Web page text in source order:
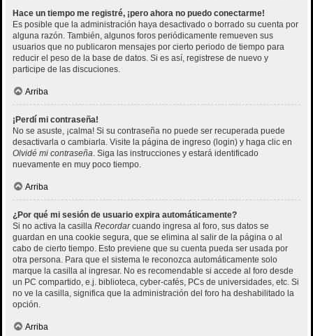
Hace un tiempo me registré, ¡pero ahora no puedo conectarme!
Es posible que la administración haya desactivado o borrado su cuenta por
alguna razón. También, algunos foros periódicamente remueven sus
usuarios que no publicaron mensajes por cierto periodo de tiempo para
reducir el peso de la base de datos. Si es así, registrese de nuevo y
participe de las discuciones.
Arriba
¡Perdí mi contraseña!
No se asuste, ¡calma! Si su contraseña no puede ser recuperada puede
desactivarla o cambiarla. Visite la página de ingreso (login) y haga clic en
Olvidé mi contraseña. Siga las instrucciones y estará identificado
nuevamente en muy poco tiempo.
Arriba
¿Por qué mi sesión de usuario expira automáticamente?
Si no activa la casilla Recordarcuando ingresa al foro, sus datos se
guardan en una cookie segura, que se elimina al salir de la página o al
cabo de cierto tiempo. Esto previene que su cuenta pueda ser usada por
otra persona. Para que el sistema le reconozca automáticamente solo
marque la casilla al ingresar. No es recomendable si accede al foro desde
un PC compartido, e.j. biblioteca, cyber-cafés, PCs de universidades, etc. Si
no ve la casilla, significa que la administración del foro ha deshabilitado la
opción.
Arriba